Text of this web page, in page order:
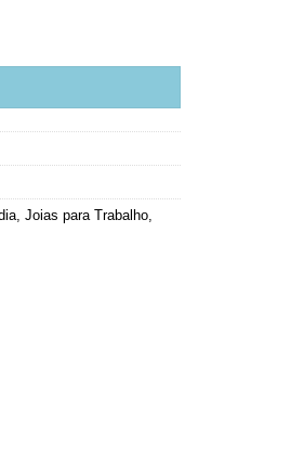
(unitário) quantidade
, Joias para Trabalho,